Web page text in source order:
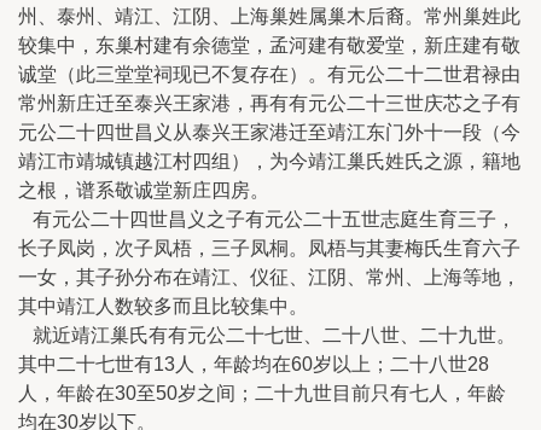
州、泰州、靖江、江阴、上海巢姓属巢木后裔。常州巢姓此
较集中，东巢村建有余德堂，孟河建有敬爱堂，新庄建有敬
诚堂（此三堂堂祠现已不复存在）。有元公二十二世君禄由
常州新庄迁至泰兴王家港，再有有元公二十三世庆芯之子有
元公二十四世昌义从泰兴王家港迁至靖江东门外十一段（今
靖江市靖城镇越江村四组），为今靖江巢氏姓氏之源，籍地
之根，谱系敬诚堂新庄四房。
有元公二十四世昌义之子有元公二十五世志庭生育三子，
长子凤岗，次子凤梧，三子凤桐。凤梧与其妻梅氏生育六子
一女，其子孙分布在靖江、仪征、江阴、常州、上海等地，
其中靖江人数较多而且比较集中。
就近靖江巢氏有有元公二十七世、二十八世、二十九世。
其中二十七世有13人，年龄均在60岁以上；二十八世28
人，年龄在30至50岁之间；二十九世目前只有七人，年龄
均在30岁以下。